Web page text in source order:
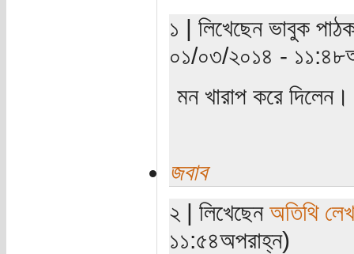
১ | লিখেছেন ভাবুক
০১/০৩/২০১৪ -
মন খারাপ করে দিলেন।
জবাব
২ | লিখেছেন অতিথি
১১:৫৪অপরাহ্ন)